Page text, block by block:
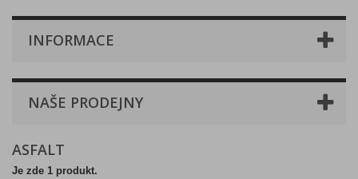
INFORMACE
NAŠE PRODEJNY
ASFALT
Je zde 1 produkt.